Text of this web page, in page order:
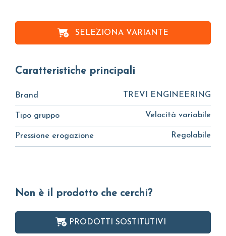
SELEZIONA VARIANTE
Caratteristiche principali
Brand TREVI ENGINEERING
Tipo gruppo Velocità variabile
Pressione erogazione Regolabile
Non è il prodotto che cerchi?
PRODOTTI SOSTITUTIVI